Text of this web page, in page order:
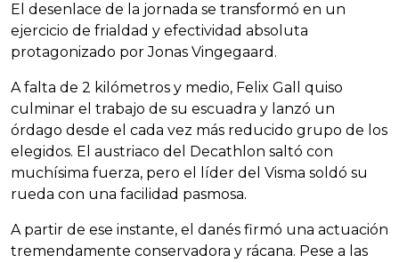
El desenlace de la jornada se transformó en un
ejercicio de frialdad y efectividad absoluta
protagonizado por Jonas Vingegaard.
A falta de 2 kilómetros y medio, Felix Gall quiso
culminar el trabajo de su escuadra y lanzó un
órdago desde el cada vez más reducido grupo de los
elegidos. El austriaco del Decathlon saltó con
muchísima fuerza, pero el líder del Visma soldó su
rueda con una facilidad pasmosa.
A partir de ese instante, el danés firmó una actuación
tremendamente conservadora y rácana. Pese a las